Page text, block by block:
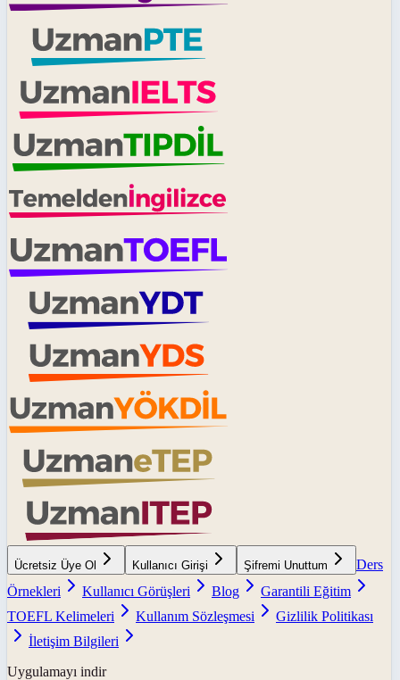
Ücretsiz Üye Ol Kullanıcı Girişi Şifremi Unuttum
Ders
Örnekleri
Kullanıcı Görüşleri Blog
Garantili Eğitim
TOEFL Kelimeleri
Kullanım Sözleşmesi
Gizlilik Politikası
İletişim Bilgileri
Uygulamayı indir